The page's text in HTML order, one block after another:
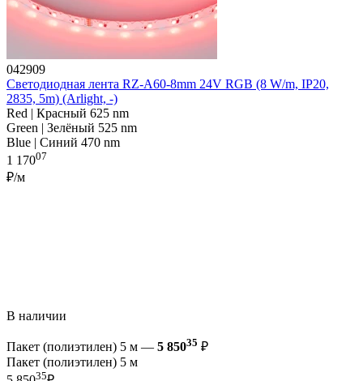
042909
Светодиодная лента RZ-A60-8mm 24V RGB (8 W/m, IP20,
2835, 5m) (Arlight, -)
Red | Красный 625 nm
Green | Зелёный 525 nm
Blue | Синий 470 nm
1 17007
₽/м
В наличии
Пакет (полиэтилен) 5 м — 5 85035 ₽
Пакет (полиэтилен) 5 м
35